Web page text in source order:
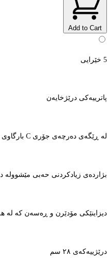
Add to Cart
5 خێرایی
پاترییەکی درێژخایەن
لە ڕێگەی دەرچەی جۆری C بارگاوی دەکرێتەوە
بژاردەی زیادکردنی حەبی مێشوولە
دیزاینێکی مۆدێرن و ڕەسەن کە لە
درێژییەکەی ٢٨ سم